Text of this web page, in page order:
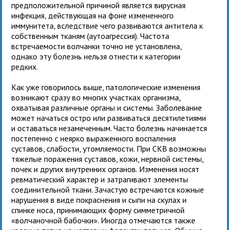
предположительной причиной является вирусная
инфекция, действующая на фоне измененного
иммунитета, вследствие чего развиваются антитела к
собственным тканям (аутоагрессия). Частота
встречаемости волчанки точно не установлена,
однако эту болезнь нельзя отнести к категории
редких.
Как уже говорилось выше, патологические изменения
возникают сразу во многих участках организма,
охватывая различные органы и системы. Заболевание
может начаться остро или развиваться десятилетиями
и оставаться незамеченным. Часто болезнь начинается
постепенно с неярко выраженного воспаления
суставов, слабости, утомляемости. При СКВ возможны
тяжелые поражения суставов, кожи, нервной системы,
почек и других внутренних органов. Изменения носят
ревматический характер и затрагивают элементы
соединительной ткани. Зачастую встречаются кожные
нарушения в виде покраснения и сыпи на скулах и
спинке носа, принимающих форму симметричной
«волчаночной бабочки». Иногда отмечаются также